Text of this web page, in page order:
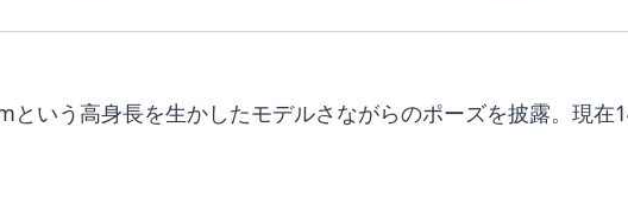
という高身長を生かしたモデルさながらのポーズを披露。現